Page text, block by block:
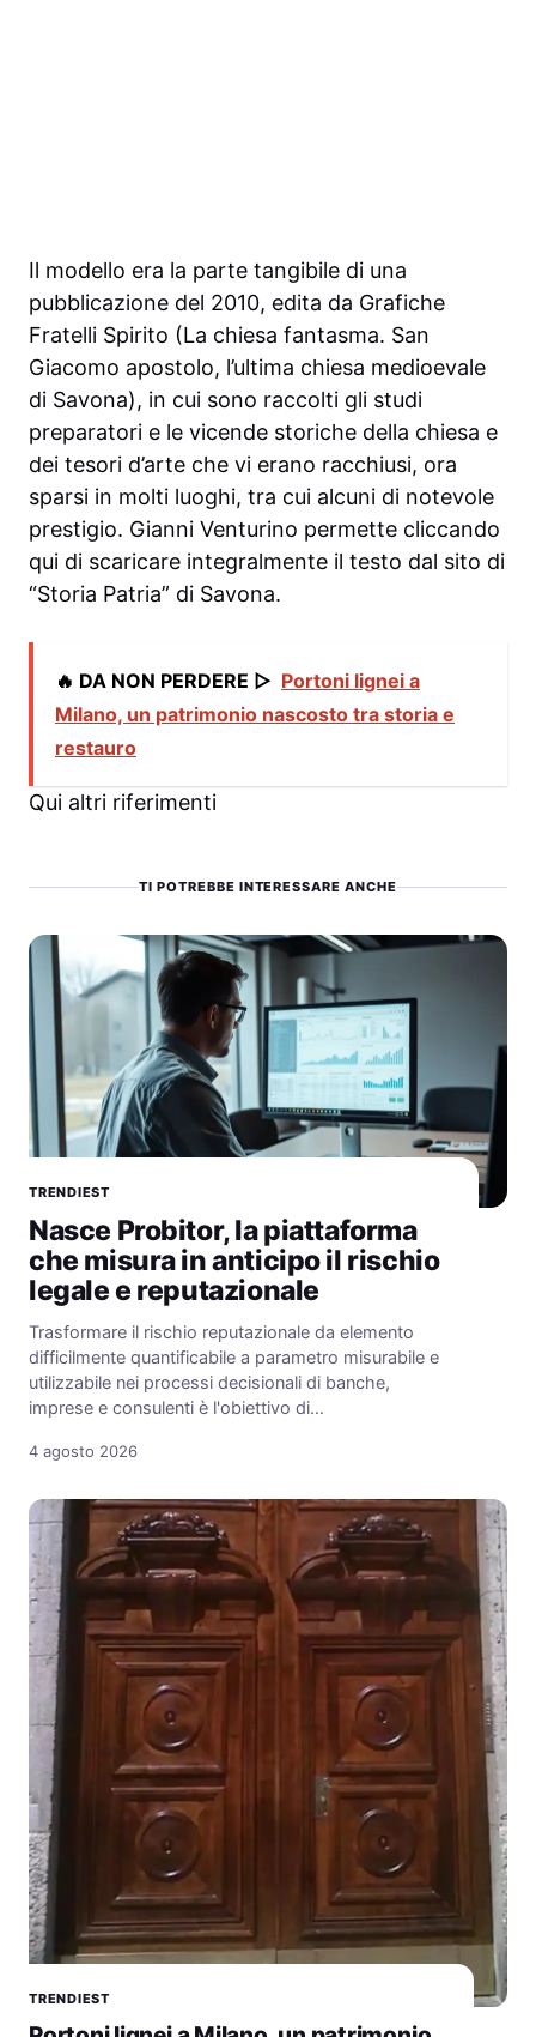
Il modello era la parte tangibile di una
pubblicazione del 2010, edita da Grafiche
Fratelli Spirito (La chiesa fantasma. San
Giacomo apostolo, l’ultima chiesa medioevale
di Savona), in cui sono raccolti gli studi
preparatori e le vicende storiche della chiesa e
dei tesori d’arte che vi erano racchiusi, ora
sparsi in molti luoghi, tra cui alcuni di notevole
prestigio. Gianni Venturino permette cliccando
qui di scaricare integralmente il testo dal sito di
“Storia Patria” di Savona.
🔥 DA NON PERDERE ▷ Portoni lignei a
Milano, un patrimonio nascosto tra storia e
restauro
Qui altri riferimenti
TI POTREBBE INTERESSARE ANCHE
TRENDIEST
Nasce Probitor, la piattaforma
che misura in anticipo il rischio
legale e reputazionale
Trasformare il rischio reputazionale da elemento
difficilmente quantificabile a parametro misurabile e
utilizzabile nei processi decisionali di banche,
imprese e consulenti è l'obiettivo di…
4 agosto 2026
TRENDIEST